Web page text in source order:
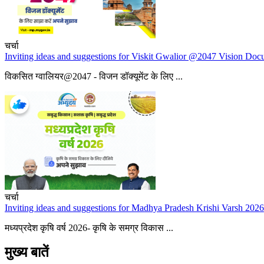
चर्चा
Inviting ideas and suggestions for Viskit Gwalior @2047 Vision
विकसित ग्वालियर@2047 - विजन डॉक्यूमेंट के लिए ...
चर्चा
Inviting ideas and suggestions for Madhya Pradesh Krishi Varsh 2026
मध्यप्रदेश कृषि वर्ष 2026- कृषि के समग्र विकास ...
मुख्य बातें